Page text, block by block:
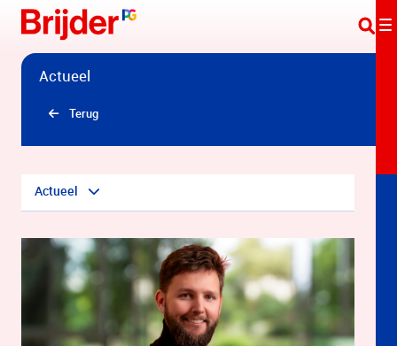
Overslaan en naar hoofdinhoud gaan
Actueel
Terug
Actueel